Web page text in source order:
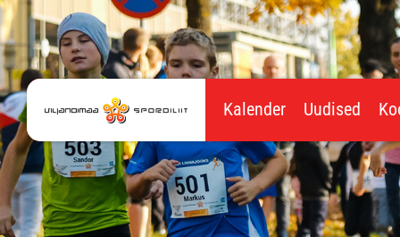
Kalender Uudised